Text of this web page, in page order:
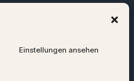
Einstellungen ansehen